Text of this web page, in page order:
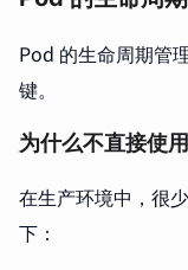
Pod 的生命周期管
键。
为什么不直接使
在生产环境中，很
下：